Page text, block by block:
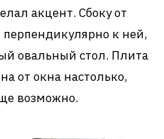
акцент. Сбоку от
к ней,
овальный стол. Плита
от окна настолько,
возможно.